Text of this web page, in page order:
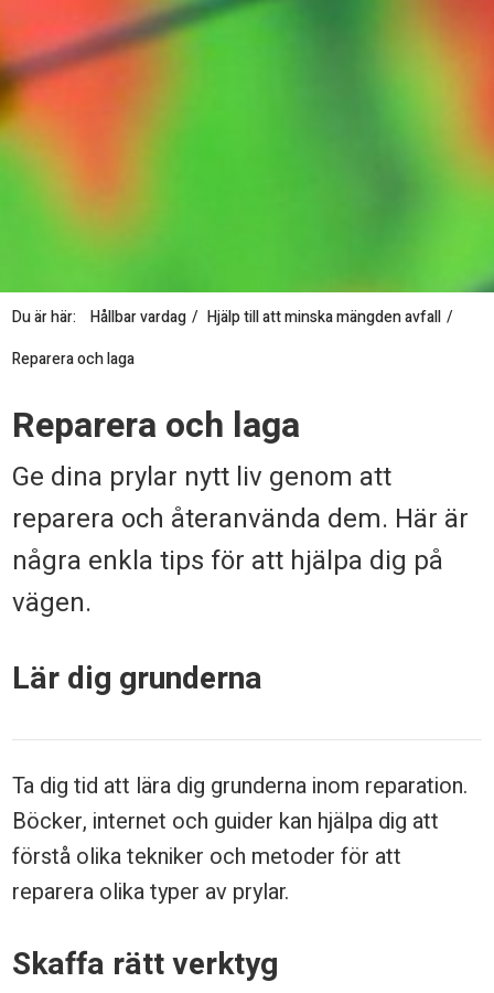
Du är här: Hållbar vardag
Hjälp till att minska mängden avfall
Reparera och laga
R
e
p
a
e
a
o
c
h
a
a
Reparera och laga
Ge dina prylar nytt liv genom att
reparera och återanvända dem. Här är
några enkla tips för att hjälpa dig på
vägen.
Lär dig grunderna
Ta dig tid att lära dig grunderna inom reparation.
Böcker, internet och guider kan hjälpa dig att
förstå olika tekniker och metoder för att
reparera olika typer av prylar.
Skaffa rätt verktyg